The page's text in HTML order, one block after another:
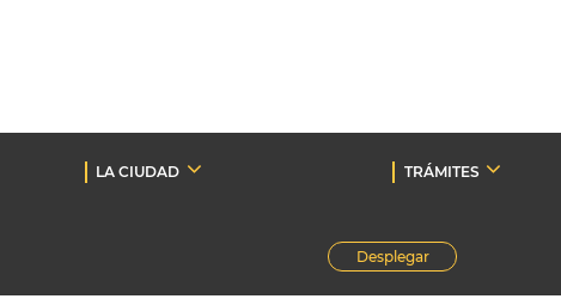
LA CIUDAD TRÁMITES
Desplegar